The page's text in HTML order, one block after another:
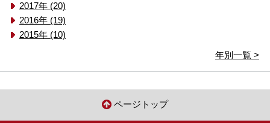
2017年 (20)
2016年 (19)
2015年 (10)
年別一覧 >
ページトップ